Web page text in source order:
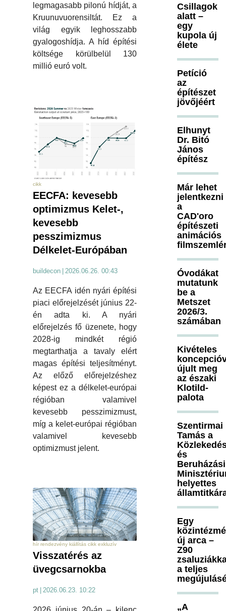
legmagasabb pilonú hídját, a
Kruunuvuorensiltát. Ez a
világ egyik leghosszabb
gyalogoshídja. A híd építési
költsége körülbelül 130
millió euró volt.
cikk
EECFA: kevesebb
optimizmus Kelet-,
kevesebb
pesszimizmus
Délkelet-Európában
buildecon 2026.06.26. 00:43
Az EECFA idén nyári építési
piaci előrejelzését június 22-
én adta ki. A nyári
előrejelzés fő üzenete, hogy
2028-ig mindkét régió
megtarthatja a tavaly elért
magas építési teljesítményt.
Az előző előrejelzéshez
képest ez a délkelet-európai
régióban valamivel
kevesebb pesszimizmust,
míg a kelet-európai régióban
valamivel kevesebb
optimizmust jelent.
hír rendezvény kiállítás cikk exkluzív
Visszatérés az
üvegcsarnokba
pt 2026.06.23. 10:22
Csillagok
alatt –
egy
kupola új
élete
Petíció
az
építészet
jövőjéért
Elhunyt
Dr. Bitó
János
építész
Már lehet
jelentkezni
a
CAD'oro
építészeti
animációs
Óvodákat
mutatunk
be a
Metszet
2026/3.
számában
Kivételes
újult meg
az északi
Klotild-
palota
Szentirmai
Tamás a
és
Beruházási
helyettes
Egy
új arca –
Z90
a teljes
„A